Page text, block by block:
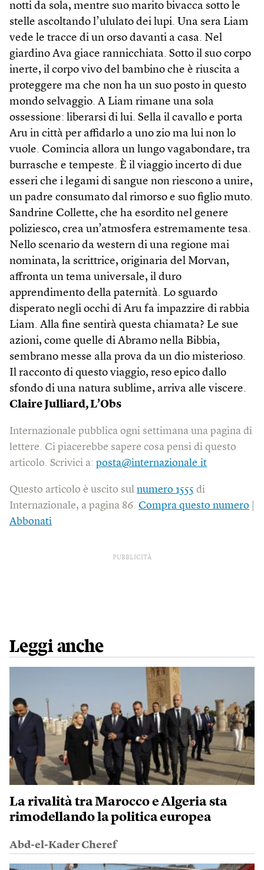
notti da sola, mentre suo marito bivacca sotto le
stelle ascoltando l’ululato dei lupi. Una sera Liam
vede le tracce di un orso davanti a casa. Nel
giardino Ava giace rannicchiata. Sotto il suo corpo
inerte, il corpo vivo del bambino che è riuscita a
proteggere ma che non ha un suo posto in questo
mondo selvaggio. A Liam rimane una sola
ossessione: liberarsi di lui. Sella il cavallo e porta
Aru in città per affidarlo a uno zio ma lui non lo
vuole. Comincia allora un lungo vagabondare, tra
burrasche e tempeste. È il viaggio incerto di due
esseri che i legami di sangue non riescono a unire,
un padre consumato dal rimorso e suo figlio muto.
Sandrine Collette, che ha esordito nel genere
poliziesco, crea un’atmosfera estremamente tesa.
Nello scenario da western di una regione mai
nominata, la scrittrice, originaria del Morvan,
affronta un tema universale, il duro
apprendimento della paternità. Lo sguardo
disperato negli occhi di Aru fa impazzire di rabbia
Liam. Alla fine sentirà questa chiamata? Le sue
azioni, come quelle di Abramo nella Bibbia,
sembrano messe alla prova da un dio misterioso.
Il racconto di questo viaggio, reso epico dallo
sfondo di una natura sublime, arriva alle viscere.
Claire Julliard, L’Obs
Internazionale pubblica ogni settimana una pagina di
lettere. Ci piacerebbe sapere cosa pensi di questo
articolo. Scrivici a: posta@internazionale.it
Questo articolo è uscito sul numero 1555 di
Internazionale, a pagina 86. Compra questo numero
Abbonati
PUBBLICITÀ
Leggi anche
La rivalità tra Marocco e Algeria sta
rimodellando la politica europea
Abd-el-Kader Cheref